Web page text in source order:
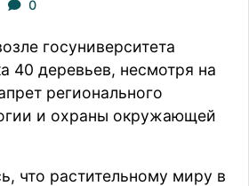
0
госуниверситета
40 деревьев, несмотря на
регионального
и охраны окружающей
, что растительному миру в